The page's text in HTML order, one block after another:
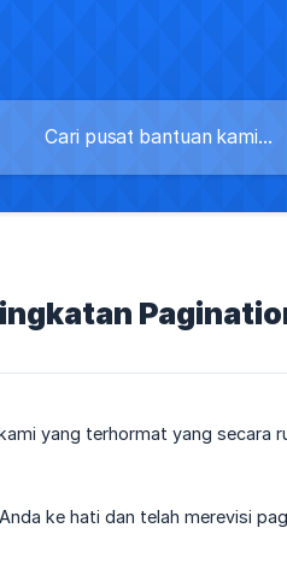
yang terhormat yang secara
ke hati dan telah merevisi